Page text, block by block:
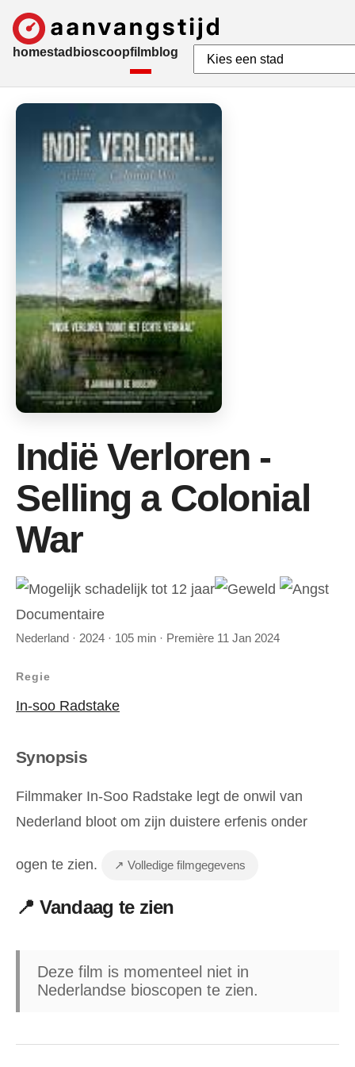
homestad bioscoopfilmblog
Indië Verloren -
Selling a Colonial
War
Documentaire
Nederland · 2024 · 105 min · Première 11 Jan 2024
Regie
In-soo Radstake
Synopsis
Filmmaker In-Soo Radstake legt de onwil van
Nederland bloot om zijn duistere erfenis onder
ogen te zien. ↗ Volledige filmgegevens
📍 Vandaag te zien
Deze film is momenteel niet in
Nederlandse bioscopen te zien.